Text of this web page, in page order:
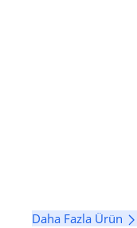
Daha Fazla Ürün